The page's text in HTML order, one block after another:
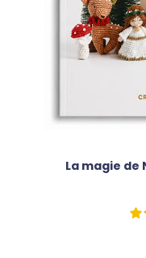
La magie de